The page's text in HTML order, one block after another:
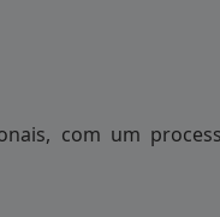
com um